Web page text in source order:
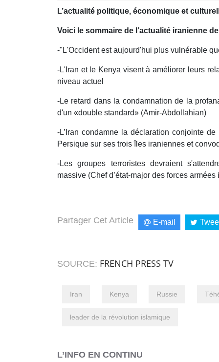
46
90%
L’actualité politique, économique et
Voici le sommaire de l’actualité iranienne
-"L'Occident est aujourd'hui plus vulnérable
-L'Iran et le Kenya visent à améliorer leurs
niveau actuel
-Le retard dans la condamnation de la
d'un «double standard» (Amir-Abdollahian)
-L’Iran condamne la déclaration conjointe
Persique sur ses trois îles iraniennes et
-Les groupes terroristes devraient
massive (Chef d’état-major des forces armées
Partager Cet Article E-mail
SOURCE: FRENCH PRESS TV
Iran Kenya Russie
leader de la révolution islamique
L’INFO EN CONTINU